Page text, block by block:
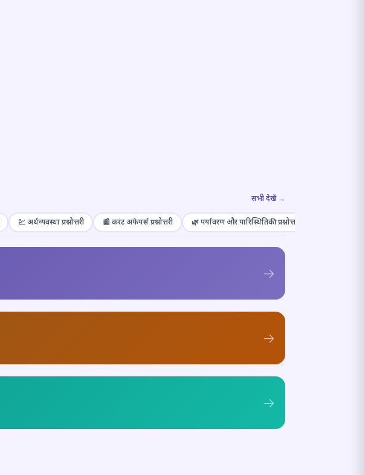
सभी देखें →
💹 अर्थव्यवस्था प्रश्नोत्तरी 📰 करंट अफेयर्स प्रश्नोत्तरी 🌿 पर्यावरण और पारिस्थितिकी प्रश्नोत्तरी